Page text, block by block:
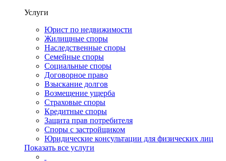
Услуги
Юрист по недвижимости
Жилищные споры
Наследственные споры
Семейные споры
Социальные споры
Договорное право
Взыскание долгов
Возмещение ущерба
Страховые споры
Кредитные споры
Защита прав потребителя
Споры с застройщиком
Юридические консультации для физических лиц
Показать все услуги